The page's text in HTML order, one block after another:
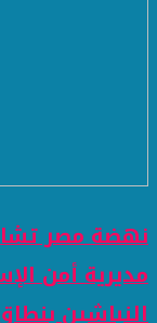
نهضة مصر
مديرية أمن
النباشين